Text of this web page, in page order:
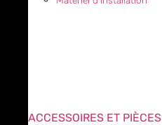
ACCESSOIRES ET PIÈCES